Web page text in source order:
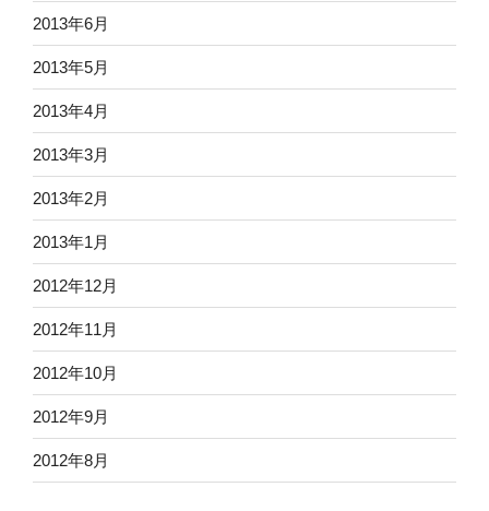
2013年6月
2013年5月
2013年4月
2013年3月
2013年2月
2013年1月
2012年12月
2012年11月
2012年10月
2012年9月
2012年8月